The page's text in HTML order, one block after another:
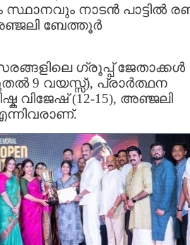
സ്ഥാനവും നാടൻ പാട്ടിൽ
ബേത്തൂർ
ഗ്രൂപ്പ് ജേതാക്കൾ
9 വയസ്സ്), പ്രാർത്ഥന
വിജേഷ് (12-15), അഞ്ജലി